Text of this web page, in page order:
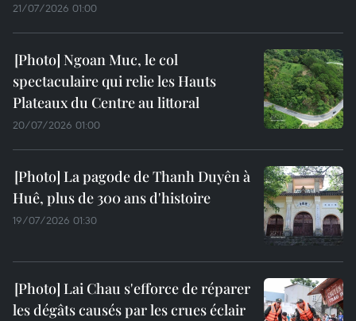
21/07/2026 01:00
Ngoan Muc, le col
spectaculaire qui relie les Hauts
Plateaux du Centre au littoral
20/07/2026 01:00
La pagode de Thanh Duyên à
Huê, plus de 300 ans d'histoire
19/07/2026 01:30
Lai Chau s'efforce de réparer
les dégâts causés par les crues éclair